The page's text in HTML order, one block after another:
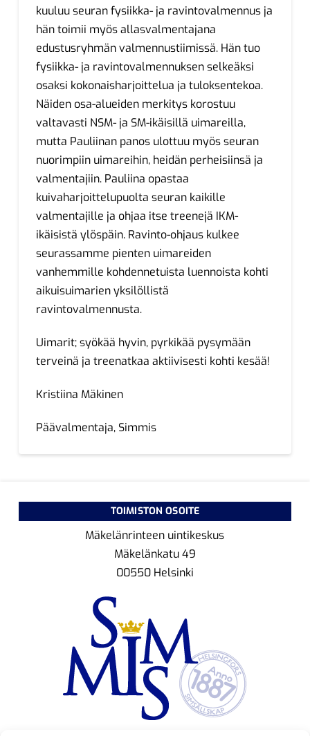
kuuluu seuran fysiikka- ja ravintovalmennus ja
hän toimii myös allasvalmentajana
edustusryhmän valmennustiimissä. Hän tuo
fysiikka- ja ravintovalmennuksen selkeäksi
osaksi kokonaisharjoittelua ja tuloksentekoa.
Näiden osa-alueiden merkitys korostuu
valtavasti NSM- ja SM-ikäisillä uimareilla,
mutta Pauliinan panos ulottuu myös seuran
nuorimpiin uimareihin, heidän perheisiinsä ja
valmentajiin. Pauliina opastaa
kuivaharjoittelupuolta seuran kaikille
valmentajille ja ohjaa itse treenejä IKM-
ikäisistä ylöspäin. Ravinto-ohjaus kulkee
seurassamme pienten uimareiden
vanhemmille kohdennetuista luennoista kohti
aikuisuimarien yksilöllistä
ravintovalmennusta.
Uimarit; syökää hyvin, pyrkikää pysymään
terveinä ja treenatkaa aktiivisesti kohti kesää!
Kristiina Mäkinen
Päävalmentaja, Simmis
TOIMISTON OSOITE
Mäkelänrinteen uintikeskus
Mäkelänkatu 49
00550 Helsinki